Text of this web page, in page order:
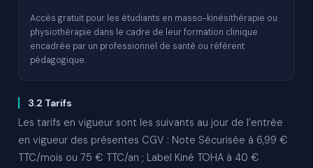
Accès gratuit pour les étudiants en masso-kinésithérapie ou
physiothérapie dans le cadre de leur formation clinique
encadrée par un professionnel de santé ou référent
pédagogique.
3.2 Tarifs
Les tarifs en vigueur sont les suivants au jour de l’entrée
en vigueur des présentes CGV : Note Sécurisée à 6,99 €
TTC/mois ou 75 € TTC/an ; Label Kiné TOHA à 40 €